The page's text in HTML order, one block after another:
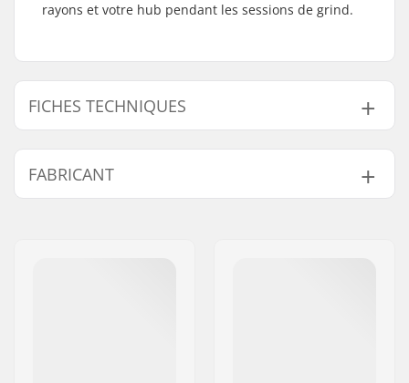
rayons et votre hub pendant les sessions de grind.
FICHES TECHNIQUES
Diamètre d'axe:
14mm
Côté du driver/ de la
chaîne:
FABRICANT